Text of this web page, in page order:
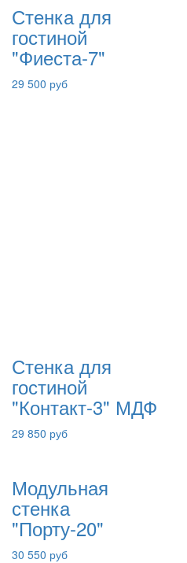
Стенка для
гостиной
"Фиеста-7"
29 500 руб
Стенка для
гостиной
"Контакт-3" МДФ
29 850 руб
Модульная
стенка
"Порту-20"
30 550 руб